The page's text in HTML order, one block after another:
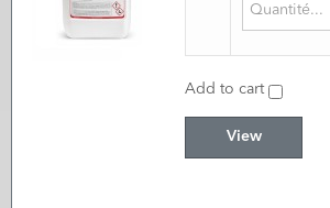
Add to cart
View